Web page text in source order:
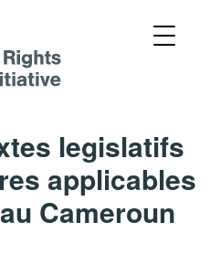
legislatifs
applicables
Cameroun